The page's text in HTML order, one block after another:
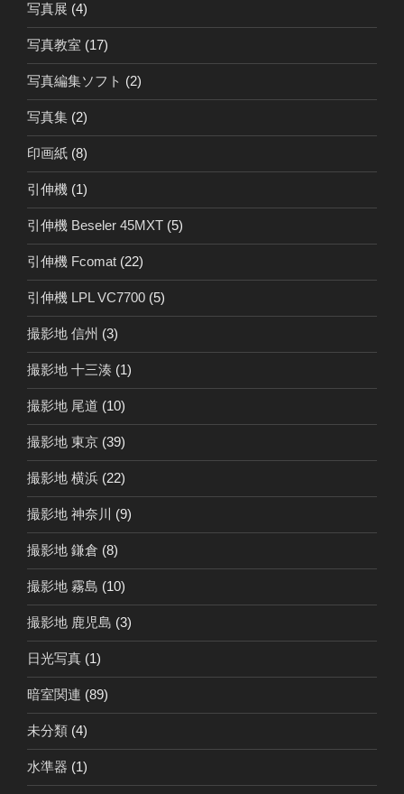
写真展 (4)
写真教室 (17)
写真編集ソフト (2)
写真集 (2)
印画紙 (8)
引伸機 (1)
引伸機 Beseler 45MXT (5)
引伸機 Fcomat (22)
引伸機 LPL VC7700 (5)
撮影地 信州 (3)
撮影地 十三湊 (1)
撮影地 尾道 (10)
撮影地 東京 (39)
撮影地 横浜 (22)
撮影地 神奈川 (9)
撮影地 鎌倉 (8)
撮影地 霧島 (10)
撮影地 鹿児島 (3)
日光写真 (1)
暗室関連 (89)
未分類 (4)
水準器 (1)